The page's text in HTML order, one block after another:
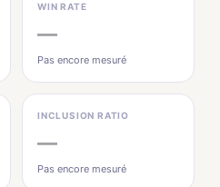
WIN RATE
—
Pas encore mesuré
INCLUSION RATIO
—
Pas encore mesuré